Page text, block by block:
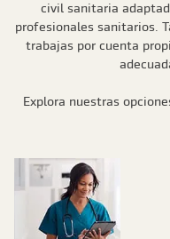
civil sanitaria
profesionales sanitarios.
trabajas por cuenta
Explora nuestras